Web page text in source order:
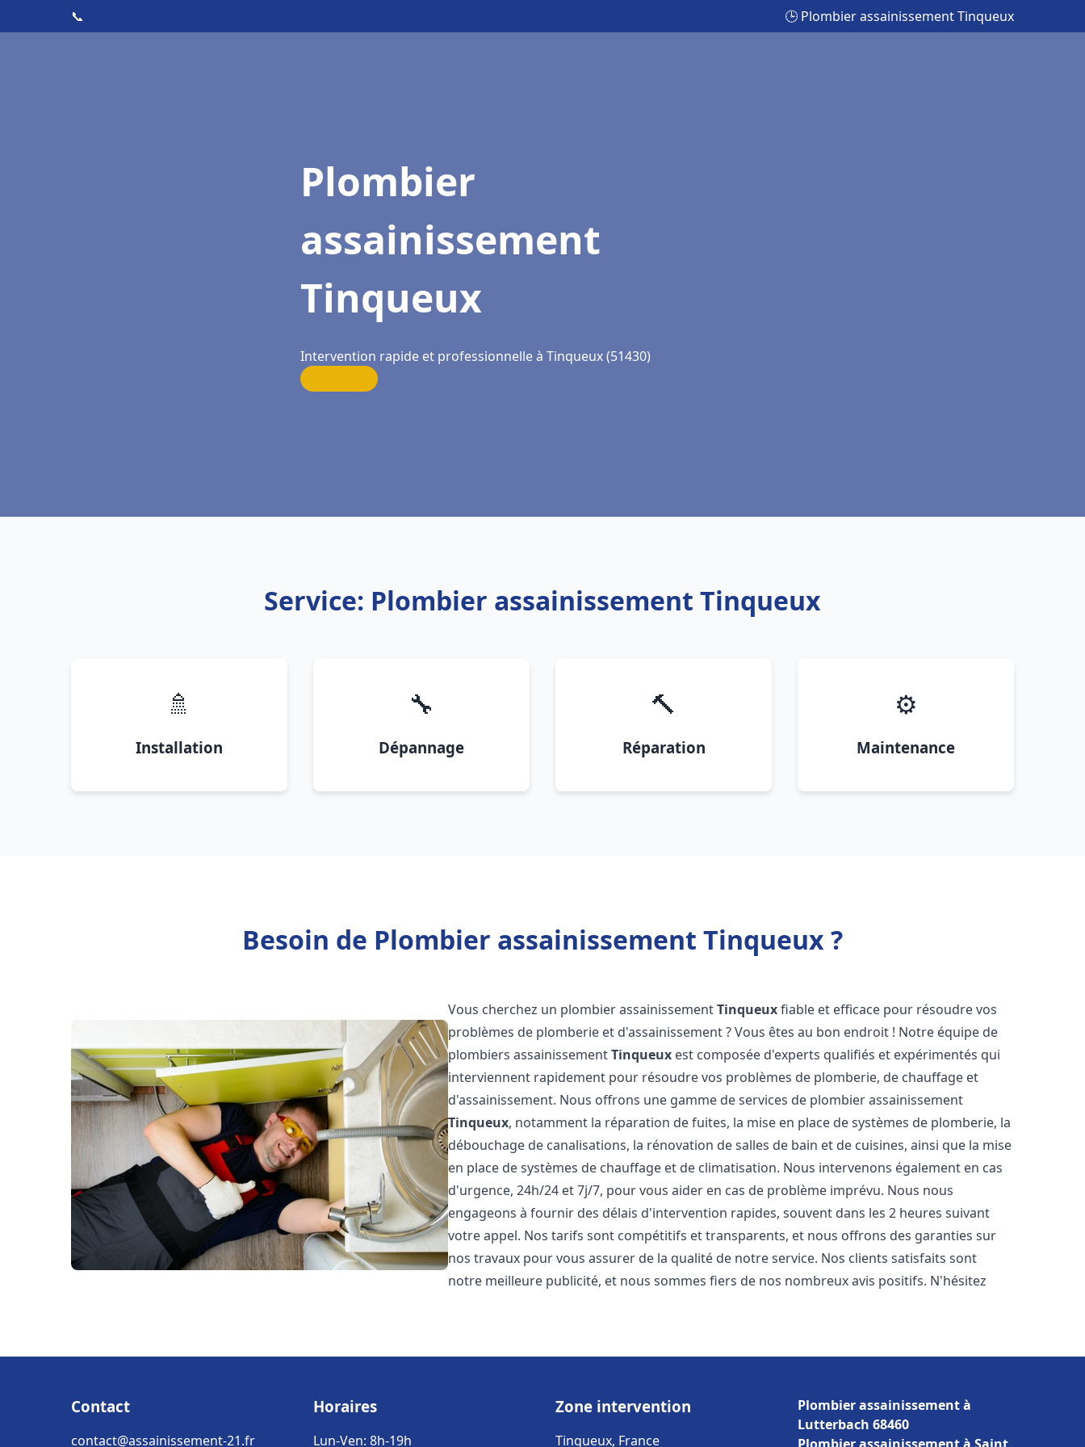
📞 🕒 Plombier assainissement Tinqueux
Plombier
assainissement
Tinqueux
Intervention rapide et professionnelle à Tinqueux (51430)
Service: Plombier assainissement Tinqueux
🚿
Installation
🔧
Dépannage
🔨
Réparation
⚙️
Maintenance
Besoin de Plombier assainissement Tinqueux ?
Vous cherchez un plombier assainissementTinqueuxfiable et efficace pour résoudre vos
problèmes de plomberie et d'assainissement ? Vous êtes au bon endroit ! Notre équipe de
plombiers assainissementTinqueux est composée d'experts qualifiés et expérimentés qui
interviennent rapidement pour résoudre vos problèmes de plomberie, de chauffage et
d'assainissement. Nous offrons une gamme de services de plombier assainissement
Tinqueux, notamment la réparation de fuites, la mise en place de systèmes de plomberie, la
débouchage de canalisations, la rénovation de salles de bain et de cuisines, ainsi que la mise
en place de systèmes de chauffage et de climatisation. Nous intervenons également en cas
d'urgence, 24h/24 et 7j/7, pour vous aider en cas de problème imprévu. Nous nous
engageons à fournir des délais d'intervention rapides, souvent dans les 2 heures suivant
votre appel. Nos tarifs sont compétitifs et transparents, et nous offrons des garanties sur
nos travaux pour vous assurer de la qualité de notre service. Nos clients satisfaits sont
notre meilleure publicité, et nous sommes fiers de nos nombreux avis positifs. N'hésitez
Contact
contact@assainissement-21.fr
Horaires
Lun-Ven: 8h-19h
Zone intervention
Tinqueux, France
Plombier assainissement à
Lutterbach 68460